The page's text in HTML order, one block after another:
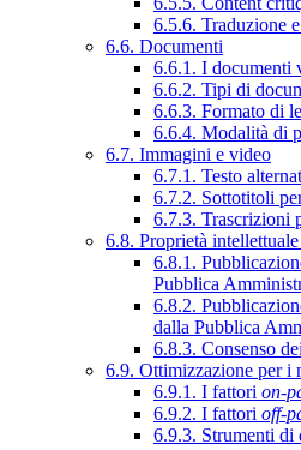
6.5.6. Traduzione
6.6. Documenti
6.6.1. I documenti
6.6.2. Tipi di
6.6.3. Formato di
6.6.4. Modalità di
6.7. Immagini e video
6.7.1. Testo
6.7.2. Sottotitoli
6.7.3. Trascrizioni
6.8. Proprietà
6.8.1.
Pubblica
6.8.2.
dalla Pubblica
6.8.3. Consenso
6.9. Ottimizzazione per i
6.9.1. I fattori on-
6.9.2. I fattori off-
6.9.3. Strumenti di